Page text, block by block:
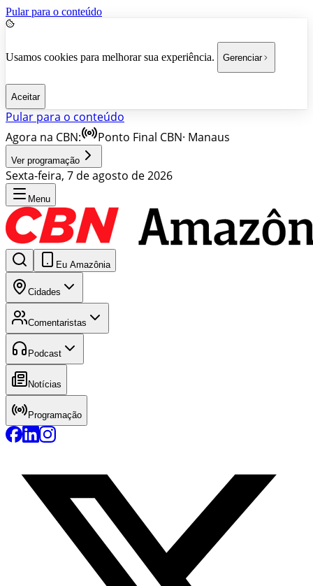
Pular para o conteúdo
Usamos cookies para melhorar sua experiência. Gerenciar
Aceitar
Pular para o conteúdo
Agora na CBN:
Ponto Final CBN· Manaus
Ver programação
Sexta-feira, 7 de agosto de 2026
Menu
Eu Amazônia
Cidades
Comentaristas
Podcast
Notícias
Programação